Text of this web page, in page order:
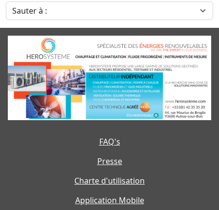
Sauter à :
FAQ's
Presse
Charte d'utilisation
Application Mobile